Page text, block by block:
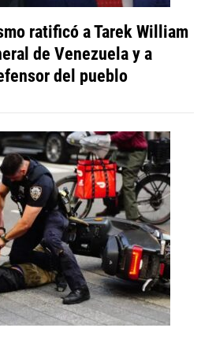
ratificó a Tarek William
de Venezuela y a
del pueblo